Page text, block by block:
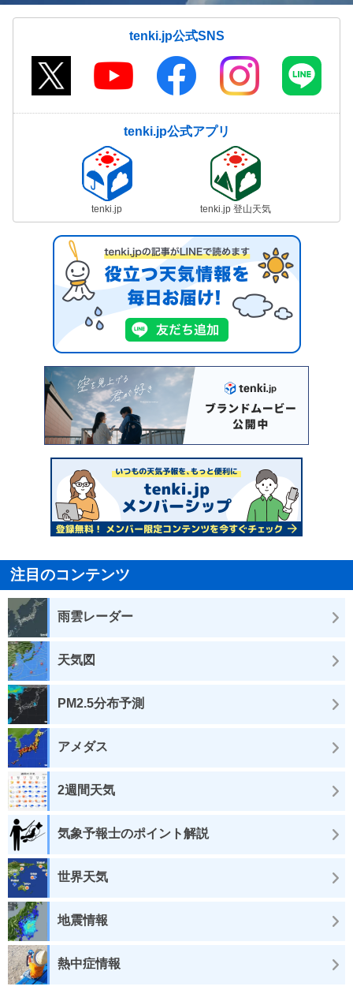
tenki.jp公式SNS
tenki.jp公式アプリ
tenki.jp tenki.jp 登山天気
注目のコンテンツ
雨雲レーダー
天気図
PM2.5分布予測
アメダス
2週間天気
気象予報士のポイント解説
世界天気
地震情報
熱中症情報